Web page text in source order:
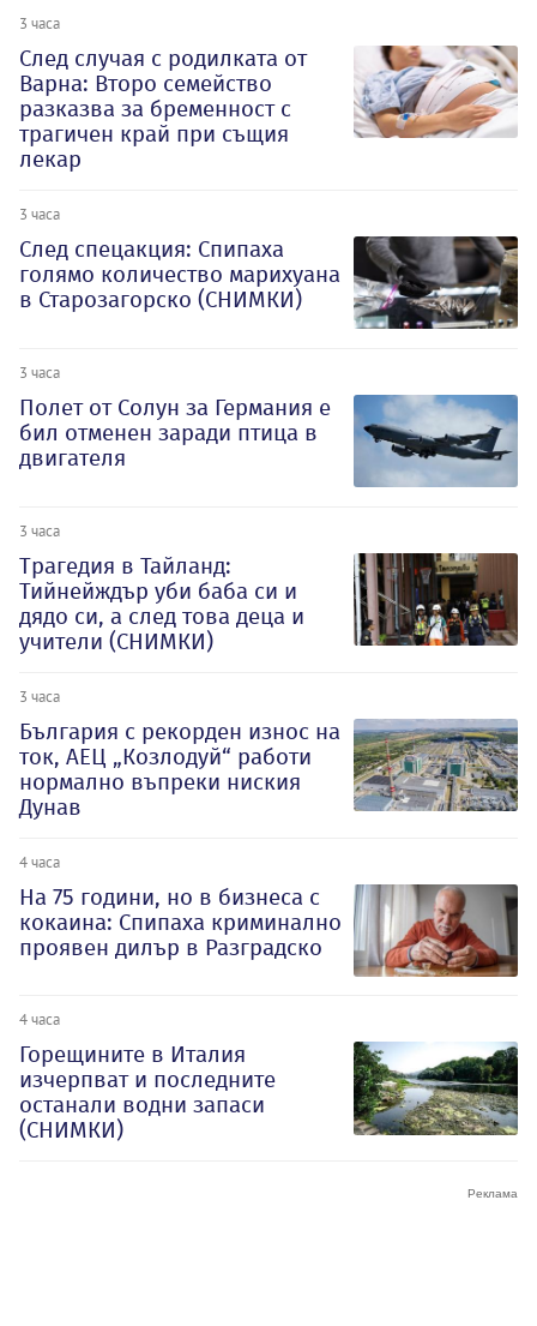
3 часа
След случая с родилката от
Варна: Второ семейство
разказва за бременност с
трагичен край при същия
лекар
3 часа
След спецакция: Спипаха
голямо количество марихуана
в Старозагорско (СНИМКИ)
3 часа
Полет от Солун за Германия е
бил отменен заради птица в
двигателя
3 часа
Трагедия в Тайланд:
Тийнейждър уби баба си и
дядо си, а след това деца и
учители (СНИМКИ)
3 часа
България с рекорден износ на
ток, АЕЦ „Козлодуй“ работи
нормално въпреки ниския
Дунав
4 часа
На 75 години, но в бизнеса с
кокаина: Спипаха криминално
проявен дилър в Разградско
4 часа
Горещините в Италия
изчерпват и последните
останали водни запаси
(СНИМКИ)